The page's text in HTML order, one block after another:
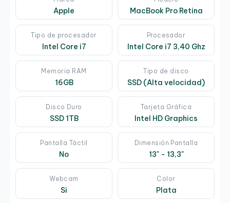
Apple MacBook Pro Retina
Tipo de procesador
Intel Core i7
Procesador
Intel Core i7 3,40 Ghz
Memoria RAM
16GB
Tipo de disco
SSD (Alta velocidad)
Disco Duro
SSD 1TB
Tarjeta Gráfica
Intel HD Graphics
Pantalla Táctil
No
Dimensión Pantalla
13" - 13,3"
Webcam
Si
Color
Plata